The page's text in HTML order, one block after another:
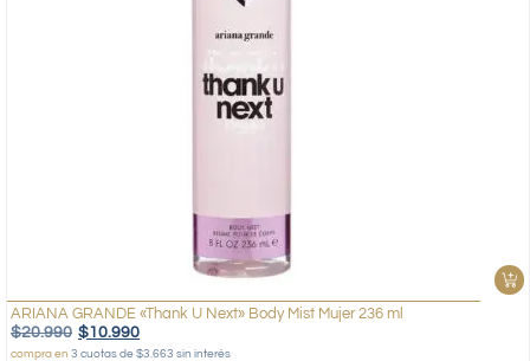
ARIANA GRANDE «Thank U Next» Body Mist Mujer 236 ml
$20.990 $10.990
compra en 3 cuotas de $3.663 sin interés